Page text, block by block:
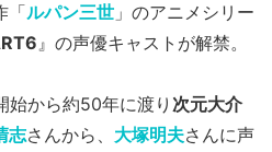
「ルパン三世 」のアニメシリー
』の声優キャストが解禁。
始から約50年に渡り 次元大介
志さんから、 大塚明夫さんに声